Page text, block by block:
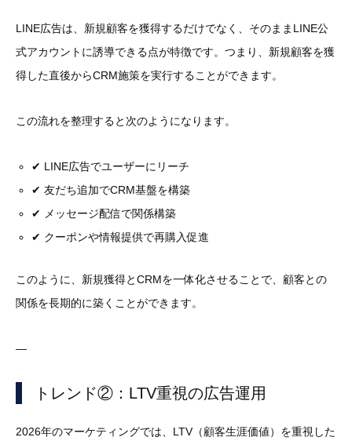
LINE広告は、新規顧客を獲得するだけでなく、そのままLINE公
式アカウントに誘導できる点が特徴です。つまり、新規顧客を獲
得した直後からCRM施策を実行することができます。
この流れを整理すると次のようになります。
✔ LINE広告でユーザーにリーチ
✔ 友だち追加でCRM基盤を構築
✔ メッセージ配信で関係構築
✔ クーポンや情報提供で再購入促進
このように、新規獲得とCRMを一体化させることで、顧客との
関係を長期的に築くことができます。
—
トレンド②：LTV重視の広告運用
2026年のマーケティングでは、LTV（顧客生涯価値）を重視した